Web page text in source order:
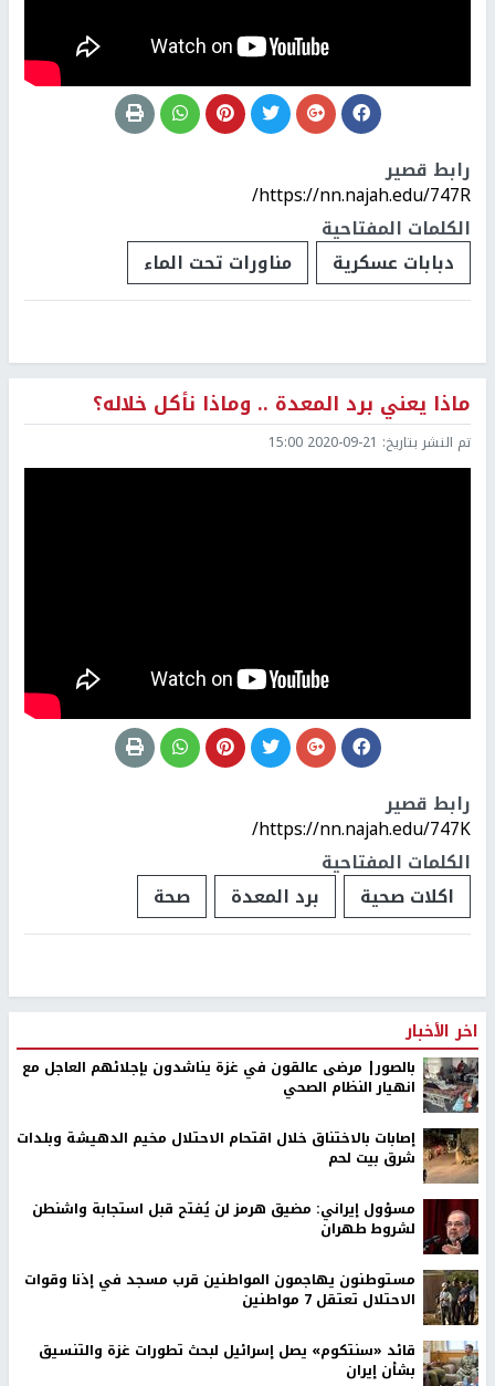
رابط قصير
https://nn.najah.edu/747R/
الكلمات المفتاحية
دبابات عسكرية
مناورات تحت الماء
ماذا يعني برد المعدة .. وماذا نأكل خلاله؟
تم النشر بتاريخ: 2020-09-21 15:00
رابط قصير
https://nn.najah.edu/747K/
الكلمات المفتاحية
اكلات صحية
برد المعدة صحة
اخر الأخبار
بالصور| مرضى عالقون في غزة يناشدون بإجلائهم العاجل مع
انهيار النظام الصحي
إصابات بالاختناق خلال اقتحام الاحتلال مخيم الدهيشة وبلدات
شرق بيت لحم
مسؤول إيراني: مضيق هرمز لن يُفتح قبل استجابة واشنطن
لشروط طهران
مستوطنون يهاجمون المواطنين قرب مسجد في إذنا وقوات
الاحتلال تعتقل 7 مواطنين
قائد «سنتكوم» يصل إسرائيل لبحث تطورات غزة والتنسيق
بشأن إيران